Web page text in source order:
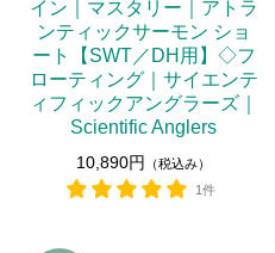
イン｜マスタリー｜アトラ
ンティックサーモン ショ
ート【SWT／DH用】◇フ
ローティング｜サイエンテ
ィフィックアングラーズ｜
Scientific Anglers
10,890円
（税込み）
1件